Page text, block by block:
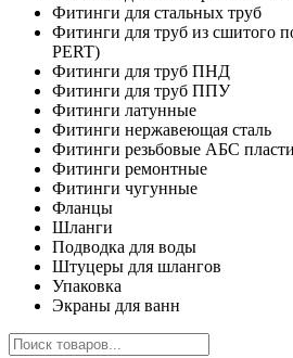
Фитинги для стальных труб
Фитинги для труб из сшитого
PERT)
Фитинги для труб ПНД
Фитинги для труб ППУ
Фитинги латунные
Фитинги нержавеющая сталь
Фитинги резьбовые АБС
Фитинги ремонтные
Фитинги чугунные
Фланцы
Шланги
Подводка для воды
Штуцеры для шлангов
Упаковка
Экраны для ванн